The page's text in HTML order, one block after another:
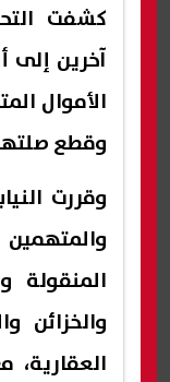
كشفت
آخرين إلى
الأموال
وقطع
وقررت
المنقولة
والخزائن